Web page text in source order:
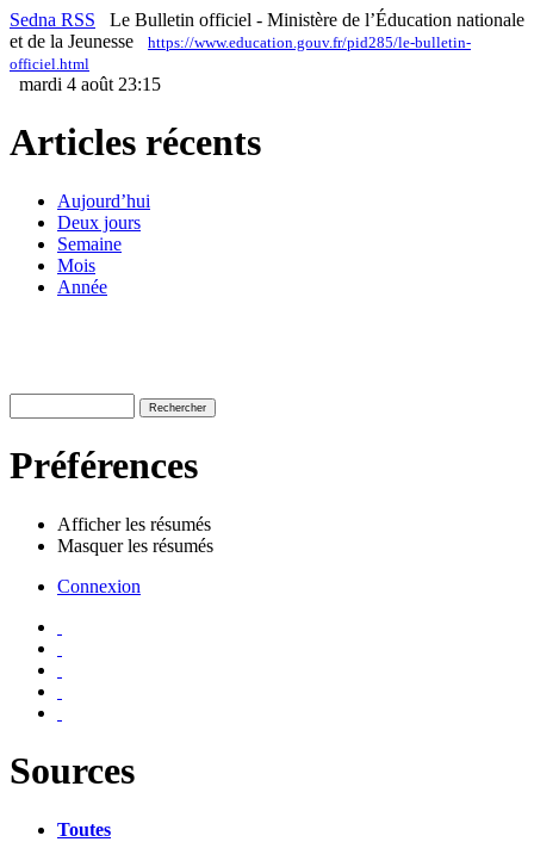
Sedna RSS Le Bulletin officiel - Ministère de l’Éducation nationale
et de la Jeunesse https://www.education.gouv.fr/pid285/le-bulletin-
officiel.html
mardi 4 août 23:15
Articles récents
Aujourd’hui
Deux jours
Semaine
Mois
Année
Préférences
Afficher les résumés
Masquer les résumés
Connexion
Sources
Toutes